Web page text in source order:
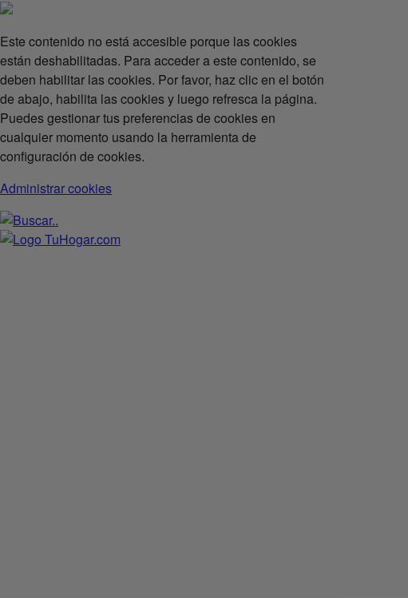
Este contenido no está accesible porque las cookies
están deshabilitadas. Para acceder a este contenido, se
deben habilitar las cookies. Por favor, haz clic en el botón
de abajo, habilita las cookies y luego refresca la página.
Puedes gestionar tus preferencias de cookies en
cualquier momento usando la herramienta de
configuración de cookies.
Administrar cookies